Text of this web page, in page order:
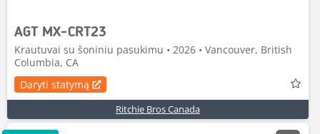
AGT MX-CRT23
Krautuvai su šoniniu pasukimu • 2026 • Vancouver, British
Columbia, CA
Daryti statymą
Ritchie Bros Canada